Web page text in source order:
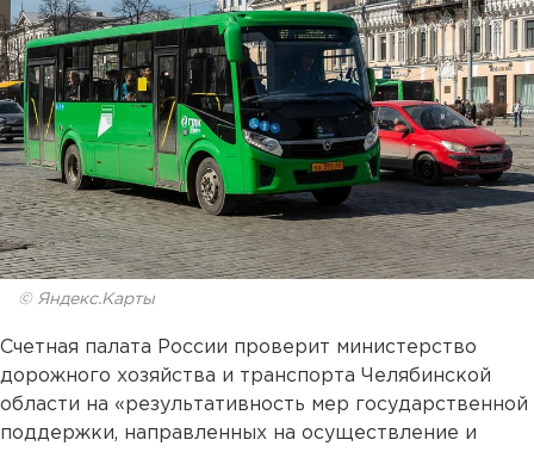
© Яндекс.Карты
Счетная палата России проверит министерство
дорожного хозяйства и транспорта Челябинской
области на «результативность мер государственной
поддержки, направленных на осуществление и